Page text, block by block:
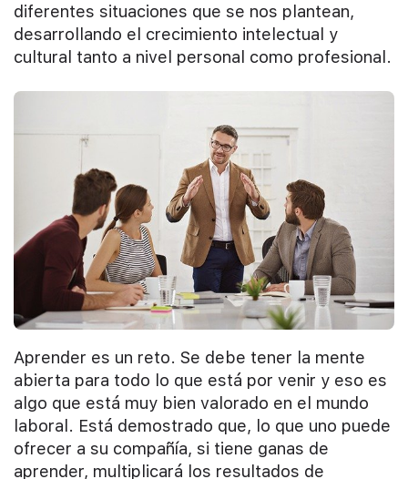
diferentes situaciones que se nos plantean,
desarrollando el crecimiento intelectual y
cultural tanto a nivel personal como profesional.
Aprender es un reto. Se debe tener la mente
abierta para todo lo que está por venir y eso es
algo que está muy bien valorado en el mundo
laboral. Está demostrado que, lo que uno puede
ofrecer a su compañía, si tiene ganas de
aprender, multiplicará los resultados de